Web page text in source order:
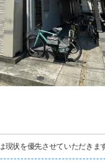
状を優先させていただきます